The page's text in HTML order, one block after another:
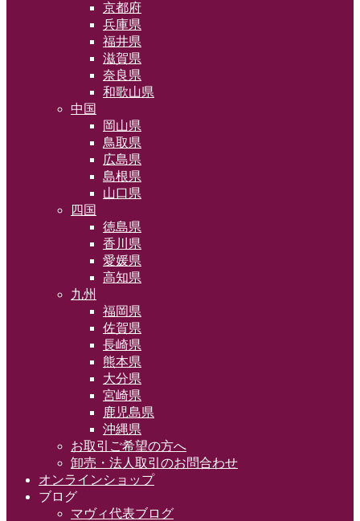
京都府
兵庫県
福井県
滋賀県
奈良県
和歌山県
中国
岡山県
鳥取県
広島県
島根県
山口県
四国
徳島県
香川県
愛媛県
高知県
九州
福岡県
佐賀県
長崎県
熊本県
大分県
宮崎県
鹿児島県
沖縄県
お取引ご希望の方へ
卸売・法人取引のお問合わせ
オンラインショップ
ブログ
マヴィ代表ブログ